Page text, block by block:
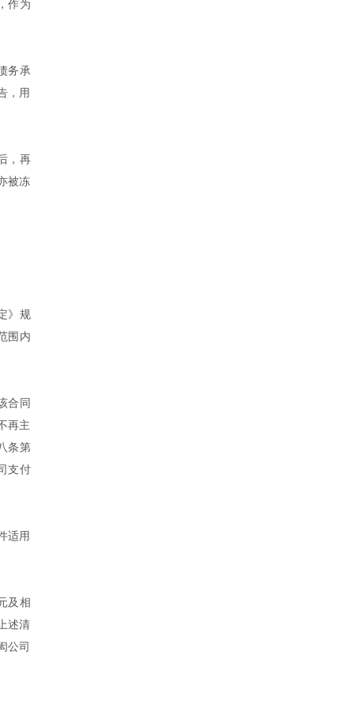
作为
务承
，用
，再
被冻
》规
围内
合同
再主
条第
支付
适用
及相
述清
公司